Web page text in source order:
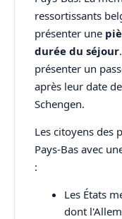
ressortissants
présenter une
durée du séjour
présenter un
après leur date
Schengen.
Les citoyens des
Pays-Bas avec
:
Les États
dont